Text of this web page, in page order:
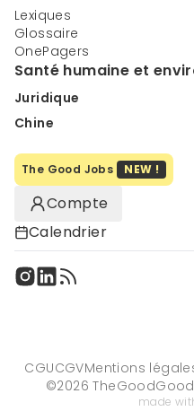
Lexiques
Glossaire
OnePagers
Santé humaine et
Juridique
Chine
The Good Jobs NEW !
Compte
Calendrier
CGUCGVMentions
©2026
made